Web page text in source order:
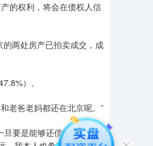
的权利，将会在债权人信
两处房产已拍卖成交，成
）。
老爸老妈都还在北京呢。”
旦要是能够还债能够回